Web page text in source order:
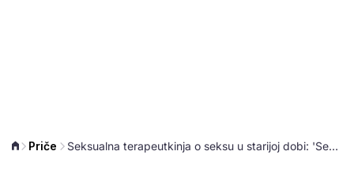
Priče Seksualna terapeutkinja o seksu u starijoj dobi: 'Seksualnost može poprimiti često dublje i opuštenije oblike'